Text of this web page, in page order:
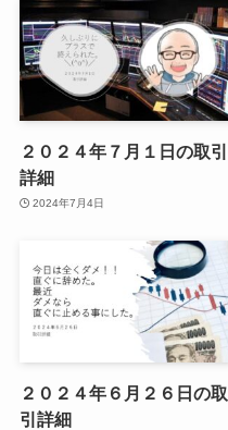
２０２４年７月１日の取引
詳細
2024年7月4日
２０２４年６月２６日の取
引詳細